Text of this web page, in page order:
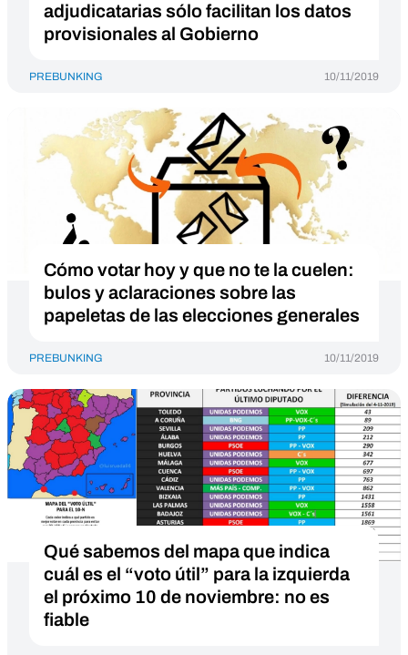
adjudicatarias sólo facilitan los datos
provisionales al Gobierno
PREBUNKING 10/11/2019
Cómo votar hoy y que no te la cuelen:
bulos y aclaraciones sobre las
papeletas de las elecciones generales
PREBUNKING 10/11/2019
Qué sabemos del mapa que indica
cuál es el “voto útil” para la izquierda
el próximo 10 de noviembre: no es
fiable